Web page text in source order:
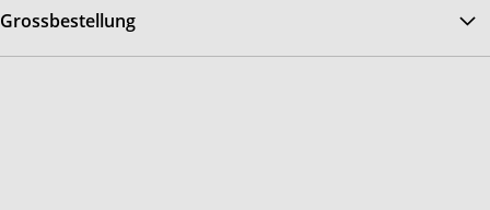
Grossbestellung